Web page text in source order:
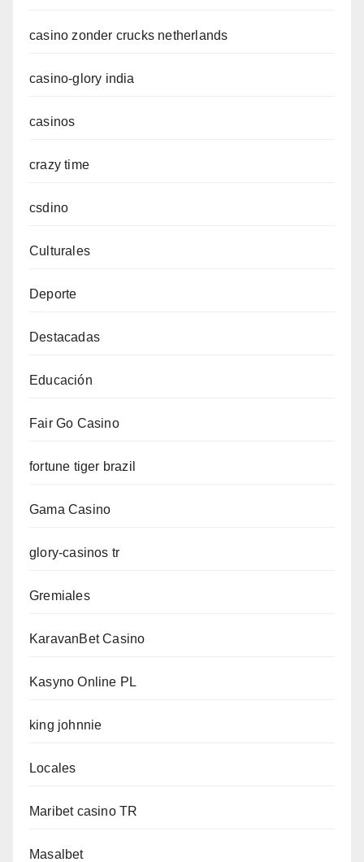
casino zonder crucks netherlands
casino-glory india
casinos
crazy time
csdino
Culturales
Deporte
Destacadas
Educación
Fair Go Casino
fortune tiger brazil
Gama Casino
glory-casinos tr
Gremiales
KaravanBet Casino
Kasyno Online PL
king johnnie
Locales
Maribet casino TR
Masalbet